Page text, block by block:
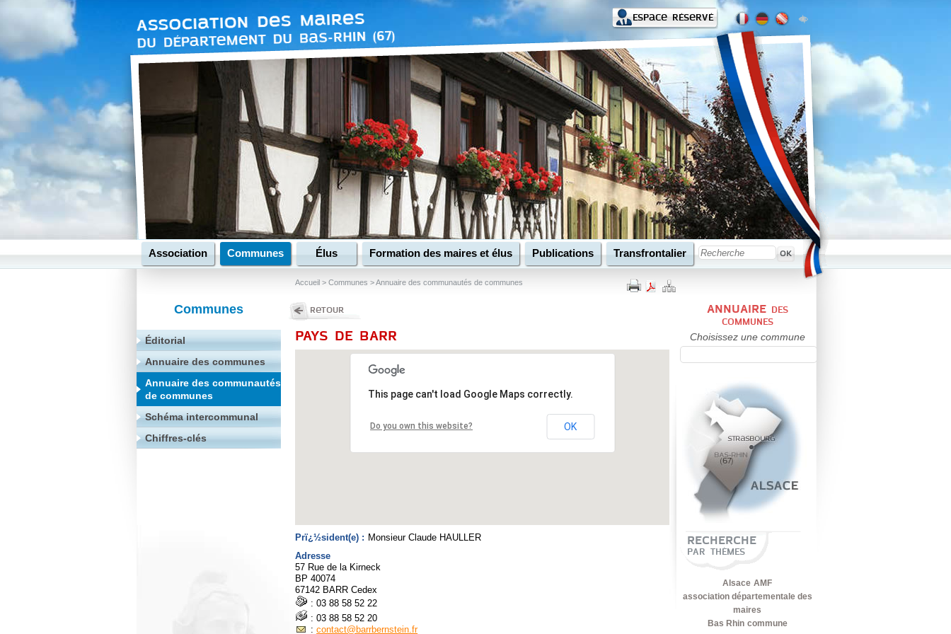
Espace réservé
Association Communes Élus Formation des maires et élus Publications Transfrontalier
Accueil >Communes >Annuaire des communautés de communes
Communes
Éditorial
Annuaire des communes
Annuaire des communautés
de communes
Schéma intercommunal
Chiffres-clés
Retour
PAYS DE BARR
This page can't load Google Maps correctly.
Do you own this website? OK
Prï¿½sident(e) : Monsieur Claude HAULLER
Adresse
57 Rue de la Kirneck
BP 40074
67142 BARR Cedex
: 03 88 58 52 22
: 03 88 58 52 20
:contact@barrbernstein.fr
ANNUAIREDES
COMMUNES
Choisissez une commune
RECHERCHE
PAR THÈMES
Alsace AMF
association départementale des
maires
Bas Rhin commune